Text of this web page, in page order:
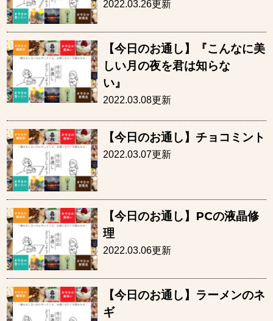
2022.03.26更新
【今日のお通し】『こんなに美
しい月の夜を君は知らな
い
2022.03.08更新
【今日のお通し】チョコミント
2022.03.07更新
【今日のお通し】PCの液晶修
理
2022.03.06更新
【今日のお通し】ラーメンのネ
ギ